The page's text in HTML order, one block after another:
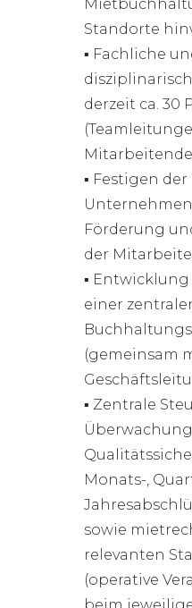
Standorte
▪ Fachliche
derzeit ca. 30
▪ Festigen
Förderung
der
▪
einer
(gemeinsam
▪ Zentrale
Monats-,
sowie
relevanten
(operative